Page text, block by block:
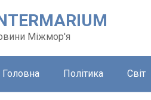
Міжмор'я
Головна Політика Світ